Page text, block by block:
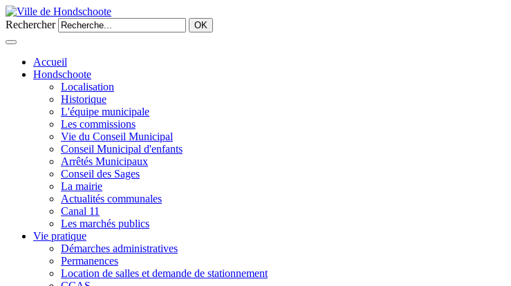
Rechercher OK
Accueil
Hondschoote
Localisation
Historique
L'équipe municipale
Les commissions
Vie du Conseil Municipal
Conseil Municipal d'enfants
Arrêtés Municipaux
Conseil des Sages
La mairie
Actualités communales
Canal 11
Les marchés publics
Vie pratique
Démarches administratives
Permanences
Location de salles et demande de stationnement